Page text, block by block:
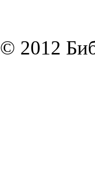
© 2012